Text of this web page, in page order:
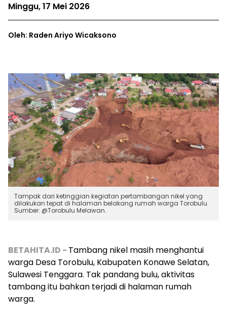
Minggu, 17 Mei 2026
Oleh: Raden Ariyo Wicaksono
Tampak dari ketinggian kegiatan pertambangan nikel yang
dilakukan tepat di halaman belakang rumah warga Torobulu.
Sumber: @Torobulu Melawan.
BETAHITA.ID - Tambang nikel masih menghantui
warga Desa Torobulu, Kabupaten Konawe Selatan,
Sulawesi Tenggara. Tak pandang bulu, aktivitas
tambang itu bahkan terjadi di halaman rumah
warga.